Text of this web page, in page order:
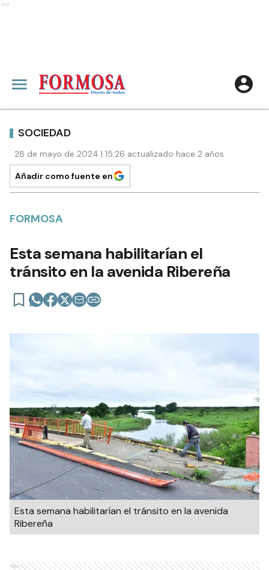
Ads
SOCIEDAD
28 de mayo de 2024 | 15:26 actualizado hace 2 años
Añadir como fuente en
FORMOSA
Esta semana habilitarían el
tránsito en la avenida Ribereña
Esta semana habilitarían el tránsito en la avenida
Ribereña
Ads